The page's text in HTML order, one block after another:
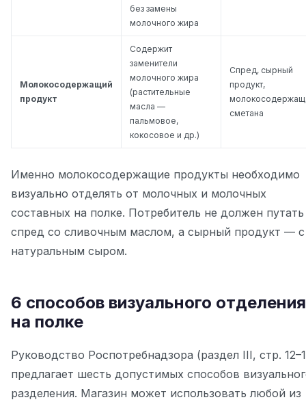
без замены
молочного жира
Молокосодержащий
продукт
Содержит
заменители
молочного жира
(растительные
масла —
пальмовое,
кокосовое и др.)
Спред, сырный
продукт,
сметана
Именно молокосодержащие продукты необходимо
визуально отделять от молочных и молочных
составных на полке. Потребитель не должен путать
спред со сливочным маслом, а сырный продукт — с
натуральным сыром.
6 способов визуального отделения
на полке
Руководство Роспотребнадзора (раздел III, стр.
предлагает шесть допустимых способов
разделения. Магазин может использовать любой из